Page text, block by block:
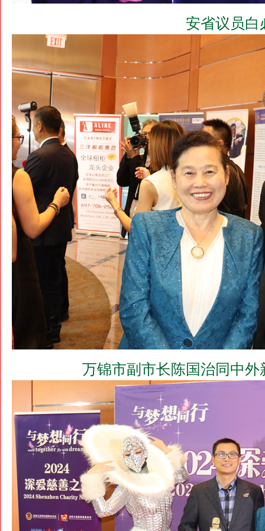
安省议员白
万锦市副市长陈国治同中